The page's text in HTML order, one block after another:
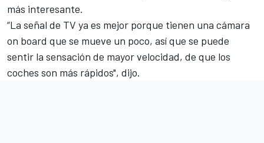
más interesante.
“La señal de TV ya es mejor porque tienen una cámara
on board que se mueve un poco, así que se puede
sentir la sensación de mayor velocidad, de que los
coches son más rápidos", dijo.